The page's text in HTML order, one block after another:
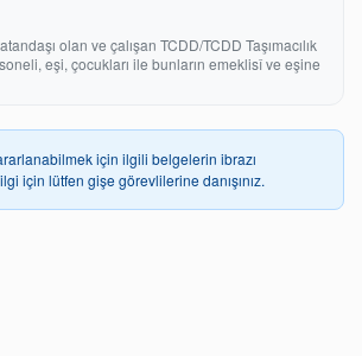
olan ve çalışan TCDD/TCDD Taşımacılık
eşi, çocukları ile bunların emeklisî ve eşine
için ilgili belgelerin ibrazı
için lütfen gişe görevlilerine danışınız.